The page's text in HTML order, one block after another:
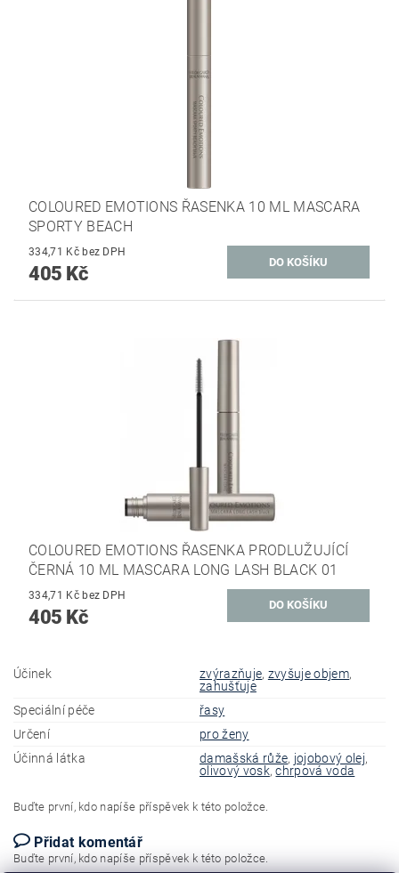
COLOURED EMOTIONS ŘASENKA 10 ML MASCARA
SPORTY BEACH
334,71 Kč bez DPH
405 Kč
COLOURED EMOTIONS ŘASENKA PRODLUŽUJÍCÍ
ČERNÁ 10 ML MASCARA LONG LASH BLACK 01
334,71 Kč bez DPH
405 Kč
Účinek zvýrazňuje, zvyšuje objem,
zahušťuje
Speciální péče
řasy
Určení
pro ženy
Účinná látka
damašská růže, jojobový olej,
olivový vosk,chrpová voda
Buďte první, kdo napíše příspěvek k této položce.
Přidat komentář
Buďte první, kdo napíše příspěvek k této položce.